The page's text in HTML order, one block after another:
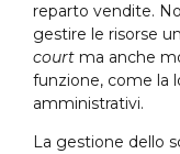
reparto vendite.
gestire le risorse
court ma anche
funzione, come la
amministrativi.
La gestione dello